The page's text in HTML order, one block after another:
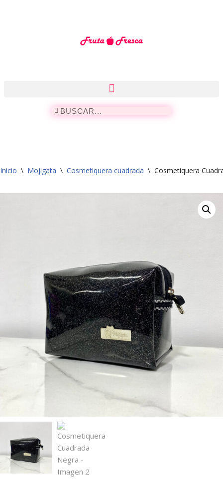
Inicio \ Mojigata \ Cosmetiquera cuadrada \ Cosmetiquera